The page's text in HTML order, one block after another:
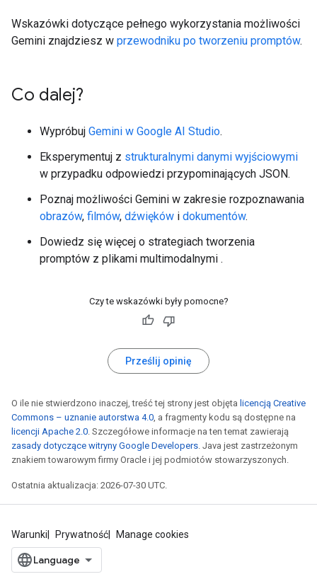
Wskazówki dotyczące pełnego wykorzystania możliwości
Gemini znajdziesz w przewodniku po tworzeniu promptów.
Co dalej?
Wypróbuj Gemini w Google AI Studio.
Eksperymentuj z strukturalnymi danymi wyjściowymi
w przypadku odpowiedzi przypominających JSON.
Poznaj możliwości Gemini w zakresie rozpoznawania
obrazów, filmów, dźwięków i dokumentów.
Dowiedz się więcej o strategiach tworzenia
promptów z plikami multimodalnymi .
Czy te wskazówki były pomocne?
Prześlij opinię
O ile nie stwierdzono inaczej, treść tej strony jest objęta licencją Creative
Commons – uznanie autorstwa 4.0, a fragmenty kodu są dostępne na
licencji Apache 2.0. Szczegółowe informacje na ten temat zawierają
zasady dotyczące witryny Google Developers. Java jest zastrzeżonym
znakiem towarowym firmy Oracle i jej podmiotów stowarzyszonych.
Ostatnia aktualizacja: 2026-07-30 UTC.
Warunki Prywatność Manage cookies